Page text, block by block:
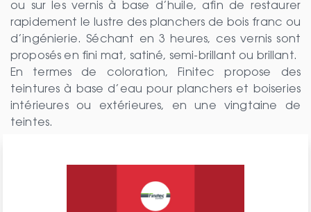
ou sur les vernis à base d’huile, afin de restaurer
rapidement le lustre des planchers de bois franc ou
d’ingénierie. Séchant en 3 heures, ces vernis sont
proposés en fini mat, satiné, semi-brillant ou brillant.
En termes de coloration, Finitec propose des
teintures à base d’eau pour planchers et boiseries
intérieures ou extérieures, en une vingtaine de
teintes.